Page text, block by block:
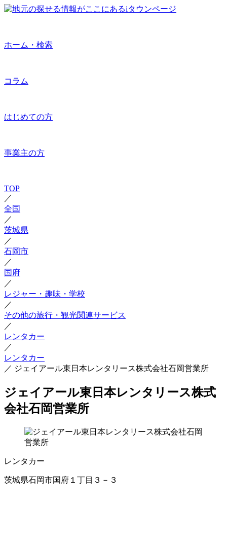
ホーム・検索
コラム
はじめての方
事業主の方
TOP
／
全国
／
茨城県
／
石岡市
／
国府
／
レジャー・趣味・学校
／
その他の旅行・観光関連サービス
／
レンタカー
／
レンタカー
／ ジェイアール東日本レンタリース株式会社石岡営業所
ジェイアール東日本レンタリース株式
会社石岡営業所
レンタカー
茨城県石岡市国府１丁目３－３